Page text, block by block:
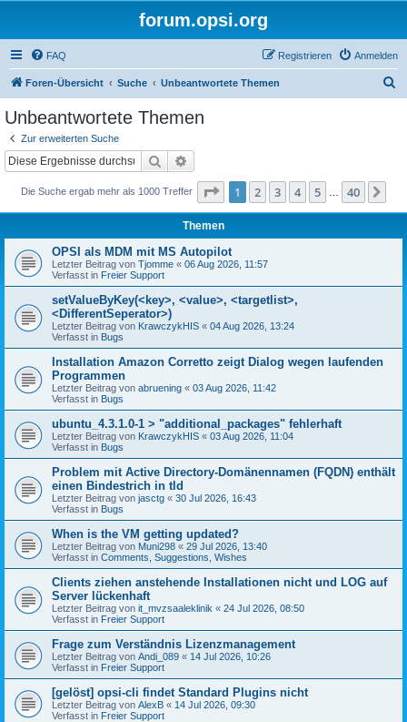
forum.opsi.org
FAQ Anmelden
Registrieren
Foren-Übersicht Suche Unbeantwortete Themen
Unbeantwortete Themen
Zur erweiterten Suche
Suche
Die Suche ergab mehr als 1000 Treffer Seite 1von 40
1 2 3 4 5 40
Themen
OPSI als MDM mit MS Autopilot
Letzter Beitrag von Tjomme « 06 Aug 2026, 11:57
Verfasst in Freier Support
setValueByKey(<key>, <value>, <targetlist>,
<DifferentSeperator>)
Letzter Beitrag von KrawczykHIS « 04 Aug 2026, 13:24
Verfasst in Bugs
Installation Amazon Corretto zeigt Dialog wegen laufenden
Programmen
Letzter Beitrag von abruening « 03 Aug 2026, 11:42
Verfasst in Bugs
ubuntu_4.3.1.0-1 > "additional_packages" fehlerhaft
Letzter Beitrag von KrawczykHIS « 03 Aug 2026, 11:04
Verfasst in Bugs
Problem mit Active Directory-Domänennamen (FQDN) enthält
einen Bindestrich in tld
Letzter Beitrag von jasctg « 30 Jul 2026, 16:43
Verfasst in Bugs
When is the VM getting updated?
Letzter Beitrag von Muni298 « 29 Jul 2026, 13:40
Verfasst in Comments, Suggestions, Wishes
Clients ziehen anstehende Installationen nicht und LOG auf
Server lückenhaft
Letzter Beitrag von it_mvzsaaleklinik « 24 Jul 2026, 08:50
Verfasst in Freier Support
Frage zum Verständnis Lizenzmanagement
Letzter Beitrag von Andi_089 « 14 Jul 2026, 10:26
Verfasst in Freier Support
[gelöst] opsi-cli findet Standard Plugins nicht
Letzter Beitrag von AlexB « 14 Jul 2026, 09:30
Verfasst in Freier Support